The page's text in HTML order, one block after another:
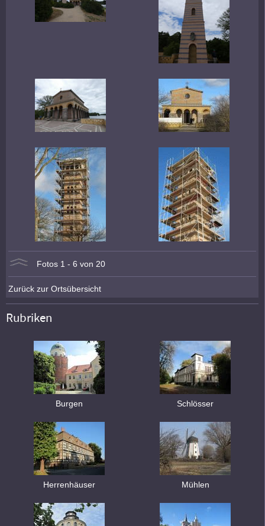
Fotos 1 - 6 von 20
Zurück zur Ortsübersicht
Rubriken
Burgen Schlösser
Herrenhäuser Mühlen